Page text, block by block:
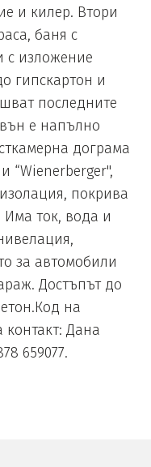
и килер. Втори
баня с
с изложение
гипскартон и
последните
е напълно
дограма
“Wienerberger",
покрива
Има ток, вода и
за автомобили
Достъпът до
на
контакт: Дана
659077.